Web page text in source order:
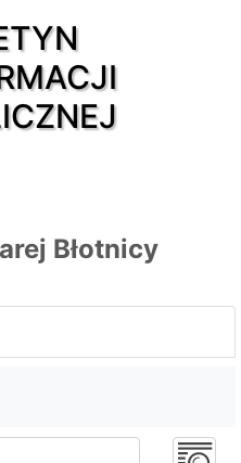
Błotnicy